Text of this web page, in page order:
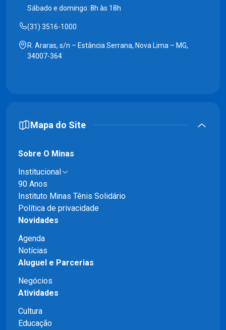
Sábado e domingo: 8h às 18h
(31) 3516-1000
R. Araras, s/n – Estância Serrana, Nova Lima – MG,
34007-364
Mapa do Site
Sobre O Minas
Institucional
90 Anos
Instituto Minas Tênis Solidário
Política de privacidade
Novidades
Agenda
Notícias
Aluguel e Parcerias
Negócios
Atividades
Cultura
Educação